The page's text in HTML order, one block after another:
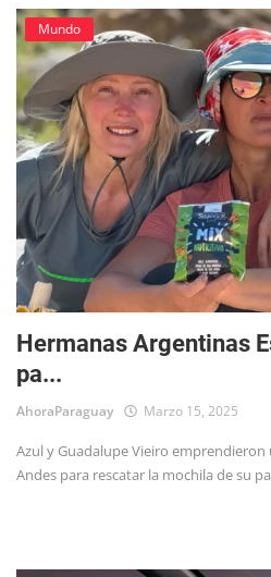
Mundo
Hermanas Argentinas
pa...
AhoraParaguay Marzo 15, 2025
Azul y Guadalupe Vieiro emprendieron
Andes para rescatar la mochila de su